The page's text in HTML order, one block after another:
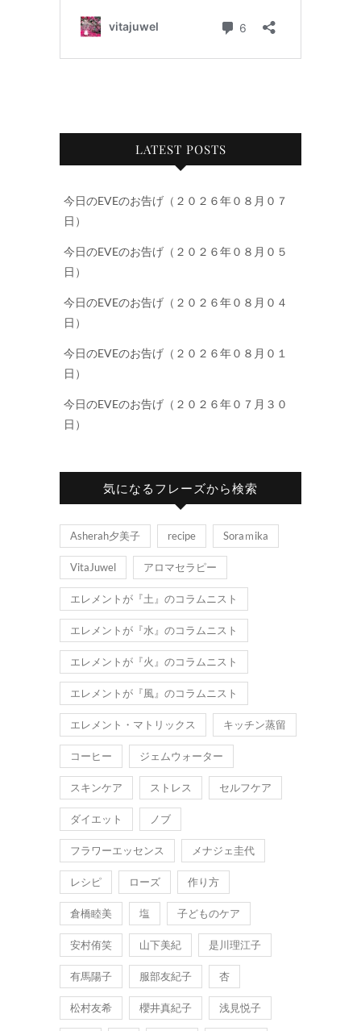
LATEST POSTS
今日のEVEのお告げ（２０２６年０８月０７
日）
今日のEVEのお告げ（２０２６年０８月０５
日）
今日のEVEのお告げ（２０２６年０８月０４
日）
今日のEVEのお告げ（２０２６年０８月０１
日）
今日のEVEのお告げ（２０２６年０７月３０
日）
気になるフレーズから検索
Asherah夕美子 recipe Soraｍika
VitaJuwel アロマセラピー
エレメントが『土』のコラムニスト
エレメントが『水』のコラムニスト
エレメントが『火』のコラムニスト
エレメントが『風』のコラムニスト
エレメント・マトリックス キッチン蒸留
コーヒー ジェムウォーター
スキンケア ストレス セルフケア
ダイエット ノブ
フラワーエッセンス メナジェ圭代
レシピ ローズ 作り方
倉橋睦美 塩 子どものケア
安村侑笑 山下美紀 是川理江子
有馬陽子 服部友紀子 杏
松村友希 櫻井真紀子 浅見悦子